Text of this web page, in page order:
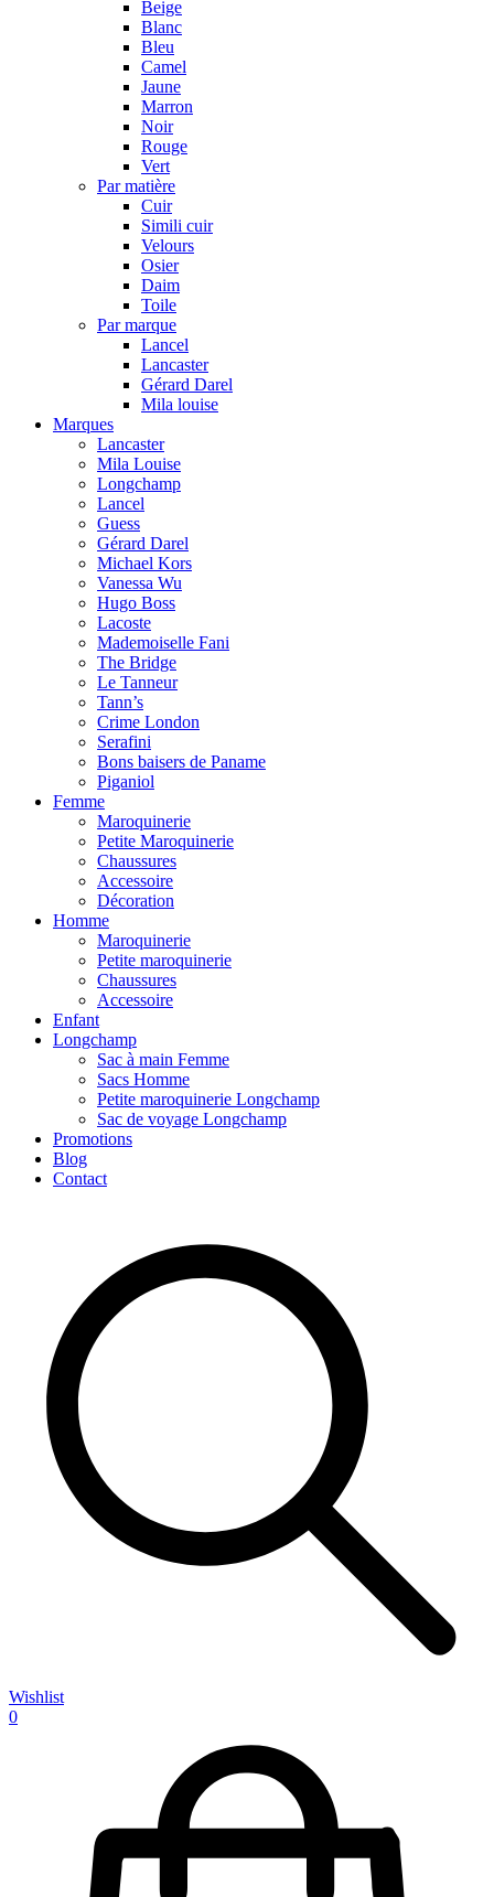
Beige
Blanc
Bleu
Camel
Jaune
Marron
Noir
Rouge
Vert
Par matière
Cuir
Simili cuir
Velours
Osier
Daim
Toile
Par marque
Lancel
Lancaster
Gérard Darel
Mila louise
Marques
Lancaster
Mila Louise
Longchamp
Lancel
Guess
Gérard Darel
Michael Kors
Vanessa Wu
Hugo Boss
Lacoste
Mademoiselle Fani
The Bridge
Le Tanneur
Tann’s
Crime London
Serafini
Bons baisers de Paname
Piganiol
Femme
Maroquinerie
Petite Maroquinerie
Chaussures
Accessoire
Décoration
Homme
Maroquinerie
Petite maroquinerie
Chaussures
Accessoire
Enfant
Longchamp
Sac à main Femme
Sacs Homme
Petite maroquinerie Longchamp
Sac de voyage Longchamp
Promotions
Blog
Contact
Wishlist
0